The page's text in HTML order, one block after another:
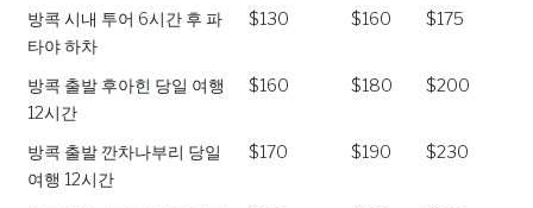
방콕 시내 투어 6시간 후 파
타야 하차
$130 $160 $175
방콕 출발 후아힌 당일 여행
12시간
$160 $180 $200
방콕 출발 깐차나부리 당일
여행 12시간
$170 $190 $230